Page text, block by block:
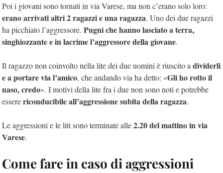
Poi i giovani sono tornati in via Varese, ma non c’erano solo loro:
erano arrivati altri 2 ragazzi e una ragazza. Uno dei due ragazzi
ha picchiato l’aggressore. Pugni che hanno lasciato a terra,
singhiozzante e in lacrime l’aggressore della giovane.
Il ragazzo non coinvolto nella lite dei due uomini è riuscito adividerli
e a portare via l’amico, che andando via ha detto: «Gli ho rotto il
naso, credo». I motivi della lite fra i due non sono noti e potrebbe
esserericonducibile all’aggressione subita della ragazza.
Le aggressioni e le liti sono terminate alle2.20 del mattino in via
Varese.
Come fare in caso di aggressioni